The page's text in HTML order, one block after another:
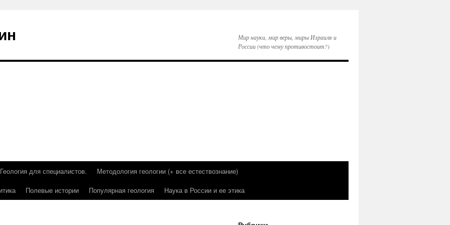
Мир науки, мир веры, миры Израиля и
России (что чему противостоит?)
Геология для специалистов.
Методология геологии (+ все естествознание)
Полевые истории Популярная геология Наука в России и ее этика